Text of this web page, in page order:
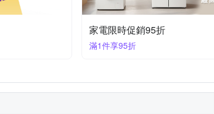
家電限時促銷95折
滿1件享95折